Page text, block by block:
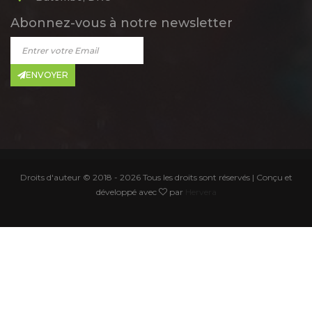
Abonnez-vous à notre newsletter
ENVOYER
Droits d'auteur © 2018 - 2026 Tous les droits sont réservés | Conçu et
développé avec
par